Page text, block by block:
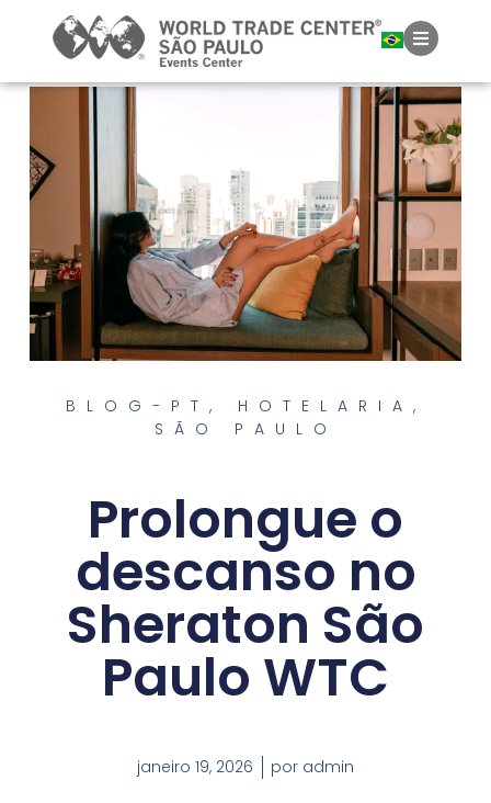
BLOG-PT , HOTELARIA ,
SÃO PAULO
Prolongue o
descanso no
Sheraton São
Paulo WTC
janeiro 19, 2026 por admin